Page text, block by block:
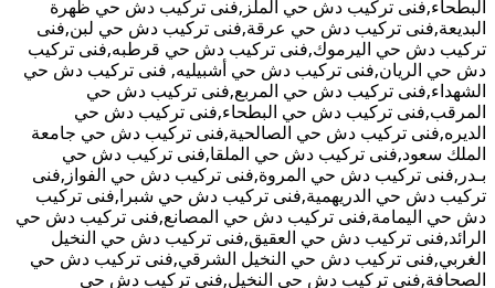
البطحاء,فنى تركيب دش حي الملز,فنى تركيب دش حي ظهرة
البديعة,فنى تركيب دش حي عرقة,فنى تركيب دش حي لبن,فنى
تركيب دش حي اليرموك,فنى تركيب دش حي قرطبه,فنى تركيب
دش حي الريان,فنى تركيب دش حي أشبيليه, فنى تركيب دش حي
الشهداء,فنى تركيب دش حي المربع,فنى تركيب دش حي
المرقب,فنى تركيب دش حي البطحاء,فنى تركيب دش حي
الديره,فنى تركيب دش حي الصالحية,فنى تركيب دش حي جامعة
الملك سعود,فنى تركيب دش حي الملقا,فنى تركيب دش حي
بـدر,فنى تركيب دش حي المروة,فنى تركيب دش حي الفواز,فنى
تركيب دش حي الدريهمية,فنى تركيب دش حي شبرا,فنى تركيب
دش حي اليمامة,فنى تركيب دش حي المصانع,فنى تركيب دش حي
الرائد,فنى تركيب دش حي العقيق,فنى تركيب دش حي النخيل
الغربي,فنى تركيب دش حي النخيل الشرقي,فنى تركيب دش حي
الصحافة,فنى تركيب دش حي النخيل,فنى تركيب دش حي